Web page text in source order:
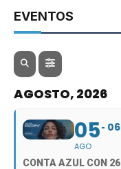
EVENTOS
AGOSTO, 2026
05
AGO
06
CONTA AZUL CON 26